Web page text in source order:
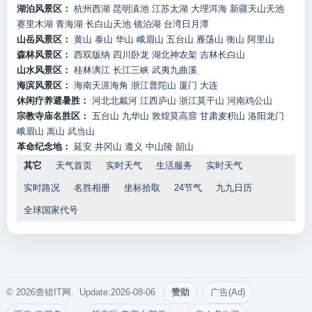
湖泊风景区： 杭州西湖 昆明滇池 江苏太湖 大理洱海 新疆天山天池
赛里木湖 青海湖 长白山天池 镜泊湖 台湾日月潭
山岳风景区： 黄山 泰山 华山 峨眉山 五台山 雁荡山 衡山 阿里山
森林风景区： 西双版纳 四川卧龙 湖北神农架 吉林长白山
山水风景区： 桂林漓江 长江三峡 武夷九曲溪
海滨风景区： 海南天涯海角 浙江普陀山 厦门 大连
休闲疗养避暑胜： 河北北戴河 江西庐山 浙江莫干山 河南鸡公山
宗教寺庙名胜区： 五台山 九华山 敦煌莫高窟 甘肃麦积山 洛阳龙门
峨眉山 嵩山 武当山
革命纪念地： 延安 井冈山 遵义 中山陵 韶山
其它
天气首页 实时天气 生活服务 实时天气
实时路况 名胜相册 坐标拾取 24节气 九九日历
全球国家代号
© 2026查错IT网. Update:2026-08-06 赞助 广告(Ad)